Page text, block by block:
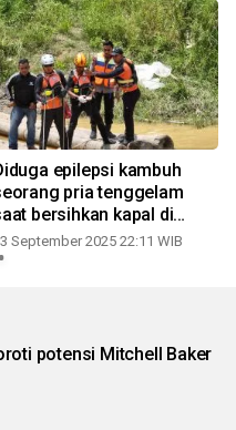
epilepsi kambuh
pria tenggelam
bersihkan kapal di
September 2025 22:11 WIB
potensi Mitchell Baker